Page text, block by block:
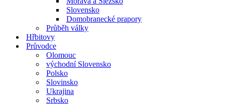
Slovensko
Domobranecké prapory
Průběh války
Hřbitovy
Průvodce
Olomouc
východní Slovensko
Polsko
Slovinsko
Ukrajina
Srbsko